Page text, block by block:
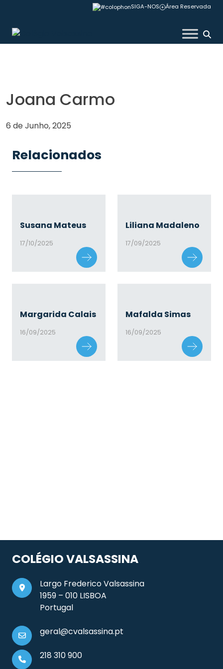
content
SIGA-NOS Área Reservada
Colégio Valsassina
Joana Carmo
6 de Junho, 2025
Relacionados
Susana Mateus
17/10/2025
Liliana Madaleno
17/09/2025
Margarida Calais
16/09/2025
Mafalda Simas
16/09/2025
COLÉGIO VALSASSINA
Largo Frederico Valsassina
1959 – 010 LISBOA
Portugal
geral@cvalsassina.pt
218 310 900